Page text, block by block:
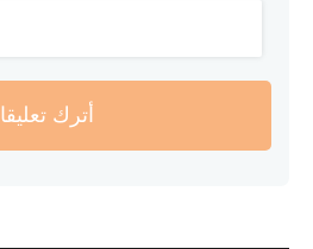
أترك تعليقا